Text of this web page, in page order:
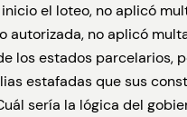
el loteo, no aplicó
autorizada, no aplicó
los estados parcelarios,
estafadas que sus
sería la lógica del